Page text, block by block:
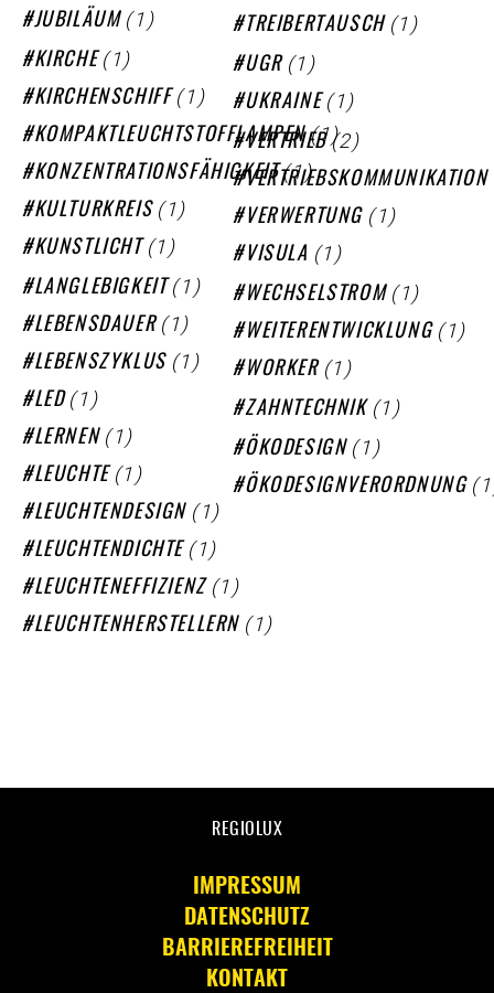
JUBILÄUM (1)
KIRCHE (1)
KIRCHENSCHIFF (1)
KOMPAKTLEUCHTSTOFFLAMPEN (1)
KONZENTRATIONSFÄHIGKEIT (1)
KULTURKREIS (1)
KUNSTLICHT (1)
LANGLEBIGKEIT (1)
LEBENSDAUER (1)
LEBENSZYKLUS (1)
LED (1)
LERNEN (1)
LEUCHTE (1)
LEUCHTENDESIGN (1)
LEUCHTENDICHTE (1)
LEUCHTENEFFIZIENZ (1)
LEUCHTENHERSTELLERN (1)
TREIBERTAUSCH (1)
UGR (1)
UKRAINE (1)
VERTRIEB (2)
VERTRIEBSKOMMUNIKATION
VERWERTUNG (1)
VISULA (1)
WECHSELSTROM (1)
WEITERENTWICKLUNG (1)
WORKER (1)
ZAHNTECHNIK (1)
ÖKODESIGN (1)
ÖKODESIGNVERORDNUNG
REGIOLUX
IMPRESSUM
DATENSCHUTZ
BARRIEREFREIHEIT
KONTAKT